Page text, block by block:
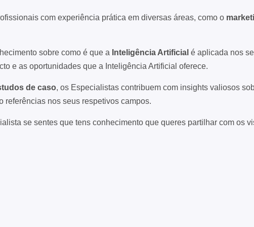
com experiência prática em diversas áreas, como o
sobre como é que a Inteligência Artificial é aplicada nos
e as oportunidades que a Inteligência Artificial oferece.
de caso, os Especialistas contribuem com insights valiosos
referências nos seus respetivos campos.
se sentes que tens conhecimento que queres partilhar com os